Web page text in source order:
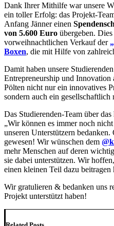
Dank Ihrer Mithilfe war unsere
ein toller Erfolg: das Projekt-
Anfang Jänner einen
von 5.600 Euro übergeben.
vorweihnachtlichen Verkauf der
Boxen, die mit Hilfe von
Damit haben unsere
Entrepreneurship und
Pölten nicht nur ein innovatives
sondern auch ein gesellschaftlich
Das Studierenden-Team über
„Wir können es immer noch
unseren Unterstützern
gewesen! Wir wünschen dem
mehr Menschen auf deren
sie dabei unterstützen. Wir
einen kleinen Teil dazu beitragen
Wir gratulieren & bedanken uns
Projekt unterstützt haben!